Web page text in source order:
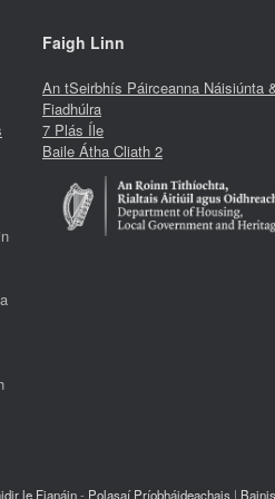
Faigh Linn
An tSeirbhís Páirceanna Náisiúnta
Fiadhúlra
7 Plás Íle
Baile Átha Cliath 2
le Fianáin- Polasaí Príobháideachais |